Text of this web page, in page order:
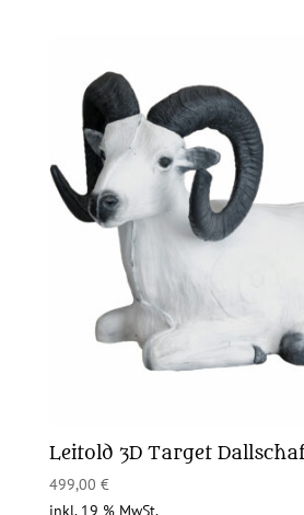
Leitold 3D Target
499,00 €
inkl. 19 % MwSt.